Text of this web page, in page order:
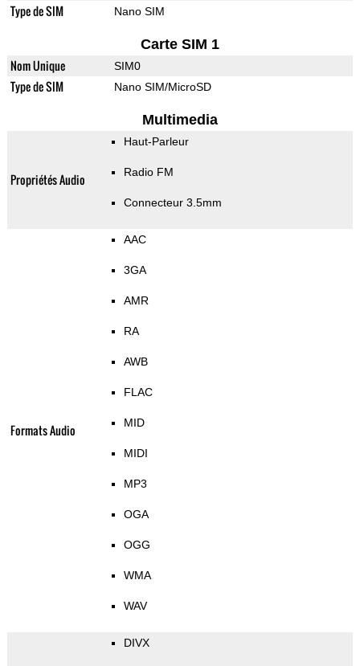
Type de SIM Nano SIM
Carte SIM 1
Nom Unique SIM0
Type de SIM Nano SIM/MicroSD
Multimedia
Propriétés Audio
Haut-Parleur
Radio FM
Connecteur 3.5mm
Formats Audio
AAC
3GA
AMR
RA
AWB
FLAC
MID
MIDI
MP3
OGA
OGG
WMA
WAV
DIVX